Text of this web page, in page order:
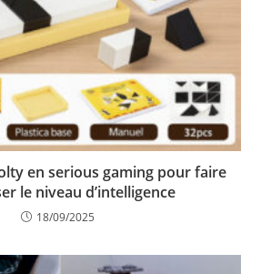
en serious gaming pour faire
le niveau d’intelligence
18/09/2025